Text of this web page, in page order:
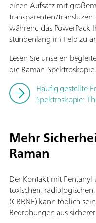
einen Aufsatz mit
transparenten/
während das PowerPack
stundenlang im Feld zu
Lesen Sie unseren
die Raman-
Häufig gestellte
Spektroskopie:
Mehr
Raman
Der Kontakt mit
toxischen,
(CBRNE) kann tödlich
Bedrohungen aus